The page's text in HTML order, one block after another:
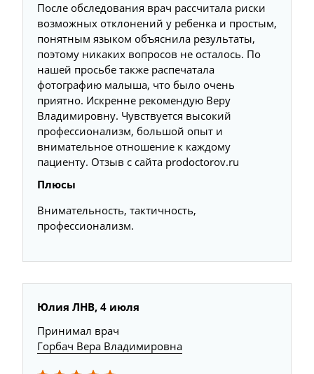
После обследования врач рассчитала риски
возможных отклонений у ребенка и простым,
понятным языком объяснила результаты,
поэтому никаких вопросов не осталось. По
нашей просьбе также распечатала
фотографию малыша, что было очень
приятно. Искренне рекомендую Веру
Владимировну. Чувствуется высокий
профессионализм, большой опыт и
внимательное отношение к каждому
пациенту. Отзыв с сайта prodoctorov.ru
Плюсы
Внимательность, тактичность,
профессионализм.
Юлия ЛНВ, 4 июля
Принимал врач
Горбач Вера Владимировна